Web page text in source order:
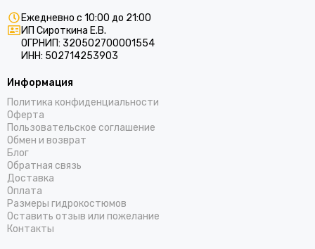
Ежедневно с 10:00 до 21:00
ИП Сироткина Е.В.
ОГРНИП: 320502700001554
ИНН: 502714253903
Информация
Политика конфиденциальности
Оферта
Пользовательское соглашение
Обмен и возврат
Блог
Обратная связь
Доставка
Оплата
Размеры гидрокостюмов
Оставить отзыв или пожелание
Контакты